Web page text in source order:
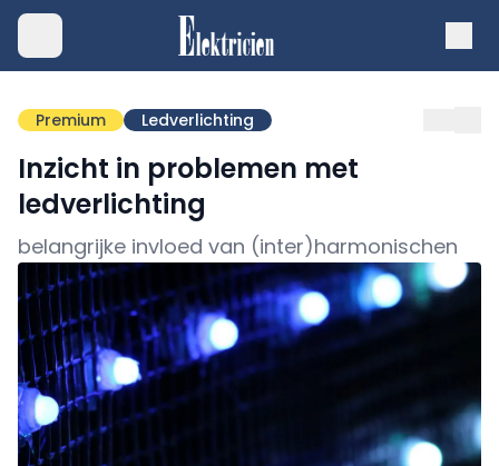
Premium Ledverlichting
Inzicht in problemen met
ledverlichting
belangrijke invloed van (inter)harmonischen